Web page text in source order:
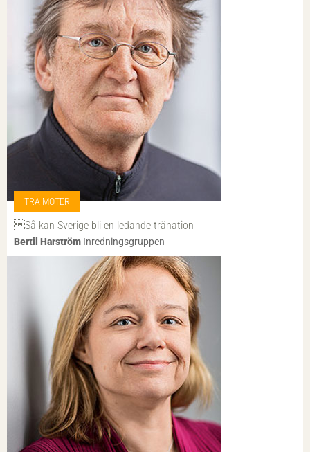
TRÄ MÖTER
Så kan Sverige bli en ledande tränation
Bertil Harström Inredningsgruppen